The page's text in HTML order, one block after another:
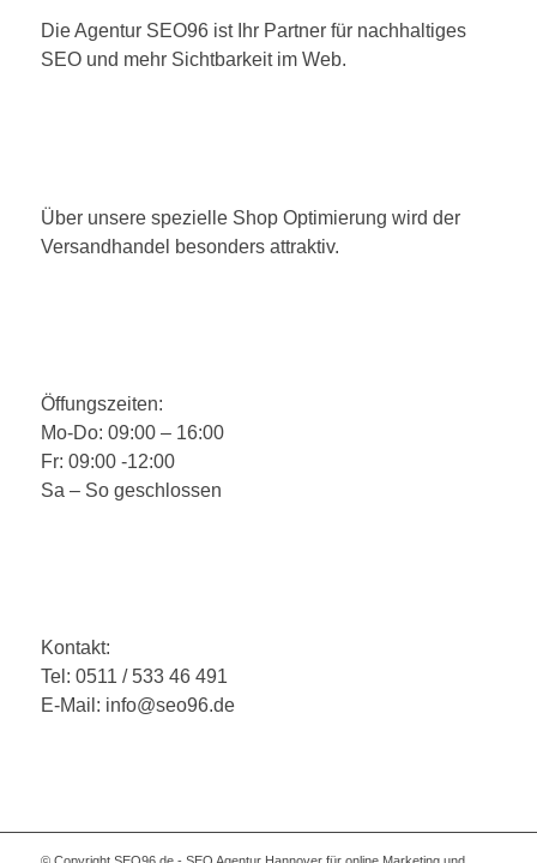
Die Agentur SEO96 ist Ihr Partner für nachhaltiges
SEO und mehr Sichtbarkeit im Web.
Über unsere spezielle Shop Optimierung wird der
Versandhandel besonders attraktiv.
Öffungszeiten:
Mo-Do: 09:00 – 16:00
Fr: 09:00 -12:00
Sa – So geschlossen
Kontakt:
Tel: 0511 / 533 46 491
E-Mail: info@seo96.de